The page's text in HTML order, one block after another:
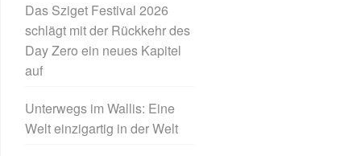
Das Sziget Festival 2026
schlägt mit der Rückkehr des
Day Zero ein neues Kapitel
auf
Unterwegs im Wallis: Eine
Welt einzigartig in der Welt